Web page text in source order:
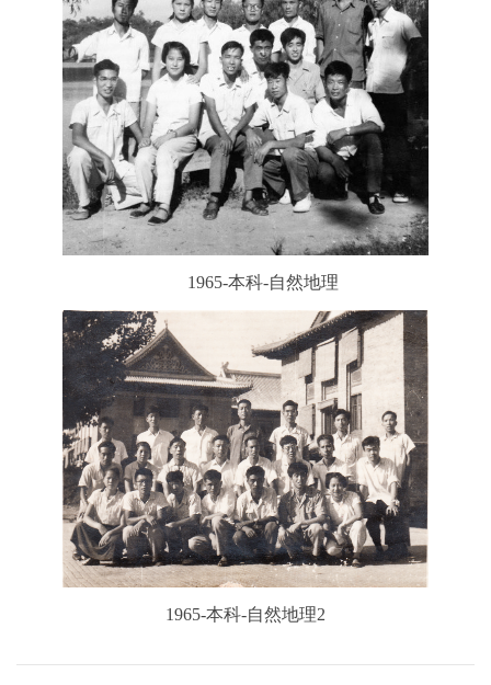
1965-本科-自然地理
1965-本科-自然地理2